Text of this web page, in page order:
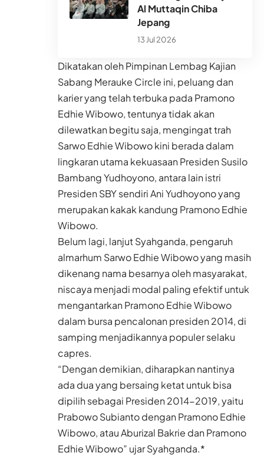
Al Muttaqin Chiba
Jepang
13 Jul 2026
Dikatakan oleh Pimpinan Lembag Kajian
Sabang Merauke Circle ini, peluang dan
karier yang telah terbuka pada Pramono
Edhie Wibowo, tentunya tidak akan
dilewatkan begitu saja, mengingat trah
Sarwo Edhie Wibowo kini berada dalam
lingkaran utama kekuasaan Presiden Susilo
Bambang Yudhoyono, antara lain istri
Presiden SBY sendiri Ani Yudhoyono yang
merupakan kakak kandung Pramono Edhie
Wibowo.
Belum lagi, lanjut Syahganda, pengaruh
almarhum Sarwo Edhie Wibowo yang masih
dikenang nama besarnya oleh masyarakat,
niscaya menjadi modal paling efektif untuk
mengantarkan Pramono Edhie Wibowo
dalam bursa pencalonan presiden 2014, di
samping menjadikannya populer selaku
capres.
“Dengan demikian, diharapkan nantinya
ada dua yang bersaing ketat untuk bisa
dipilih sebagai Presiden 2014-2019, yaitu
Prabowo Subianto dengan Pramono Edhie
Wibowo, atau Aburizal Bakrie dan Pramono
Edhie Wibowo” ujar Syahganda.*